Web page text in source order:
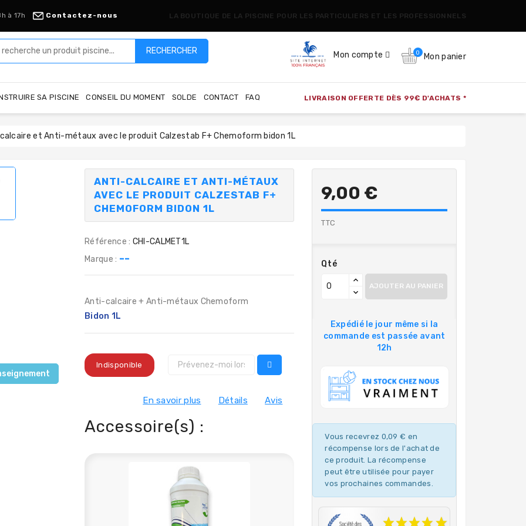
à 17h Contactez-nous LA BOUTIQUE DE LA PISCINE POUR LES PARTICULIERS ET LES PROFESSIONNELS
RECHERCHER Mon compte 0 Mon panier
SA PISCINE CONSEIL DU MOMENT SOLDE CONTACT FAQ LIVRAISON OFFERTE DÈS 99€ D'ACHATS *
et Anti-métaux avec le produit Calzestab F+ Chemoform bidon 1L
ANTI-CALCAIRE ET ANTI-MÉTAUX
AVEC LE PRODUIT CALZESTAB F+
CHEMOFORM BIDON 1L
Référence : CHI-CALMET1L
Marque : --
Anti-calcaire + Anti-métaux Chemoform
Bidon 1L
Indisponible
En savoir plus Détails Avis
Accessoire(s) :
9,00 €
TTC
Qté
AJOUTER AU PANIER
Expédié le jour même si la
commande est passée avant
12h
Vous recevrez 0,09 € en
récompense lors de l'achat de
ce produit. La récompense
peut être utilisée pour payer
vos prochaines commandes.